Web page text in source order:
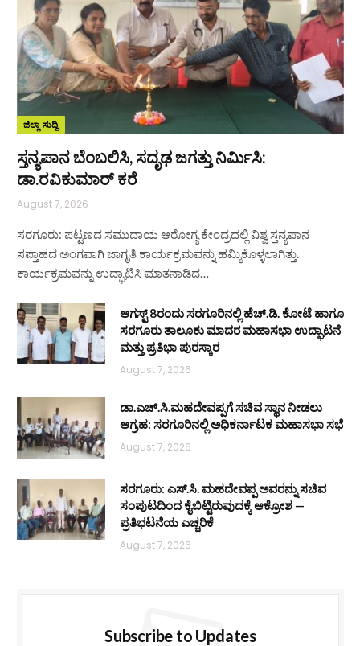
ಜಿಲ್ಲಾ ಸುದ್ದಿ
ಸ್ತನ್ಯಪಾನ ಬೆಂಬಲಿಸಿ, ಸದೃಢ ಜಗತ್ತು ನಿರ್ಮಿಸಿ:
ಡಾ.ರವಿಕುಮಾರ್ ಕರೆ
August 7, 2026
ಸರಗೂರು: ಪಟ್ಟಣದ ಸಮುದಾಯ ಆರೋಗ್ಯ ಕೇಂದ್ರದಲ್ಲಿ ವಿಶ್ವ ಸ್ತನ್ಯಪಾನ
ಸಪ್ತಾಹದ ಅಂಗವಾಗಿ ಜಾಗೃತಿ ಕಾರ್ಯಕ್ರಮವನ್ನು ಹಮ್ಮಿಕೊಳ್ಳಲಾಗಿತ್ತು.
ಕಾರ್ಯಕ್ರಮವನ್ನು ಉದ್ಘಾಟಿಸಿ ಮಾತನಾಡಿದ…
ಆಗಸ್ಟ್ 8ರಂದು ಸರಗೂರಿನಲ್ಲಿ ಹೆಚ್.ಡಿ. ಕೋಟೆ ಹಾಗೂ
ಸರಗೂರು ತಾಲೂಕು ಮಾದರ ಮಹಾಸಭಾ ಉದ್ಘಾಟನೆ
ಮತ್ತು ಪ್ರತಿಭಾ ಪುರಸ್ಕಾರ
August 7, 2026
ಡಾ.ಎಚ್.ಸಿ.ಮಹದೇವಪ್ಪಗೆ ಸಚಿವ ಸ್ಥಾನ ನೀಡಲು
ಆಗ್ರಹ: ಸರಗೂರಿನಲ್ಲಿ ಅಧಿಕರ್ನಾಟಕ ಮಹಾಸಭಾ ಸಭೆ
August 7, 2026
ಸರಗೂರು: ಎಸ್.ಸಿ. ಮಹದೇವಪ್ಪ ಅವರನ್ನು ಸಚಿವ
ಸಂಪುಟದಿಂದ ಕೈಬಿಟ್ಟಿರುವುದಕ್ಕೆ ಆಕ್ರೋಶ —
ಪ್ರತಿಭಟನೆಯ ಎಚ್ಚರಿಕೆ
August 7, 2026
Subscribe to Updates